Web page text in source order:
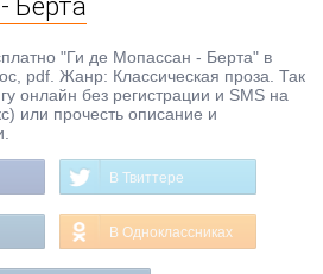
Берта
"Ги де Мопассан - Берта" в
pdf. Жанр: Классическая проза. Так
онлайн без регистрации и SMS на
или прочесть описание и
В Твиттере
В Одноклассниках